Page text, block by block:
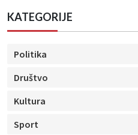
KATEGORIJE
Politika
Društvo
Kultura
Sport